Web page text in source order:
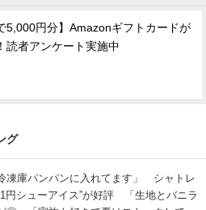
5,000円分】Amazonギフトカードが
読者アンケート実施中
グ
凍庫パンパンに入れてます」 シャトレ
円シューアイス”が好評 「生地とバニラ